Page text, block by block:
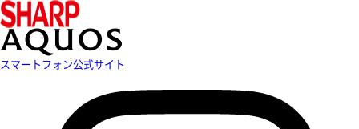
スマートフォン公式サイト